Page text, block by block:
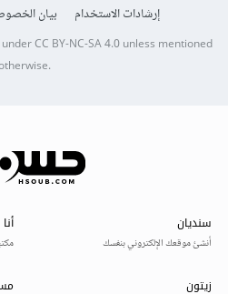
إرشادات الاستخدام
بيان
underCC BY-NC-SA 4.0unless mentioned
otherwise.